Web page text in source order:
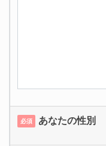
必須 あなたの性別